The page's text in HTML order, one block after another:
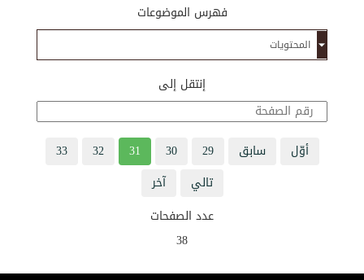
فهرس الموضوعات
إنتقل إلى
أوّل سابق 29
30
31
32
33
تالي
آخر
عدد الصفحات
38